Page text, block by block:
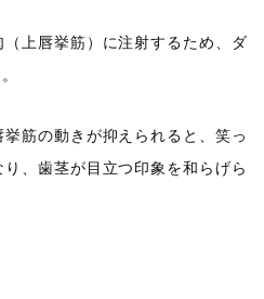
上唇挙筋）に注射するため、ダ
筋の動きが抑えられると、笑っ
、歯茎が目立つ印象を和らげら